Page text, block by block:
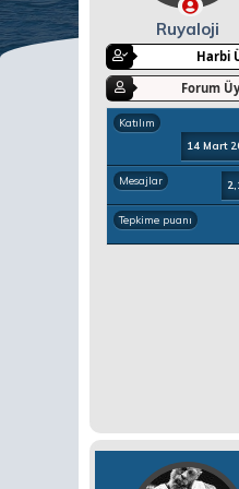
l
a
t
a
ç
t
a
r
i
h
Ruyaloji
Harbi
Forum
Katılım
14 Mart
Mesajlar
Tepkime puanı